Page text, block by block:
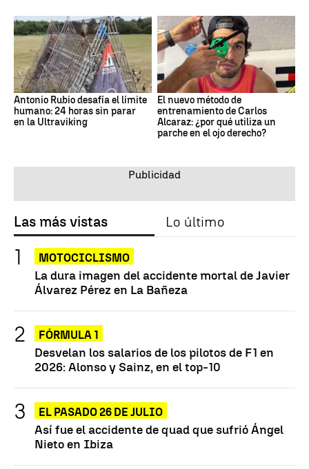
Antonio Rubio desafía el límite
humano: 24 horas sin parar
en la Ultraviking
El nuevo método de
entrenamiento de Carlos
Alcaraz: ¿por qué utiliza un
parche en el ojo derecho?
Las más vistas Lo último
MOTOCICLISMO
La dura imagen del accidente mortal de Javier
Álvarez Pérez en La Bañeza
FÓRMULA 1
Desvelan los salarios de los pilotos de F1 en
2026: Alonso y Sainz, en el top-10
EL PASADO 26 DE JULIO
Así fue el accidente de quad que sufrió Ángel
Nieto en Ibiza